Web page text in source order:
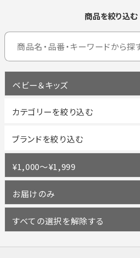
商品を絞り込む
ベビー＆キッズ
ブランドを絞り込む
¥1,000～¥1,999
お届けのみ
すべての選択を解除する